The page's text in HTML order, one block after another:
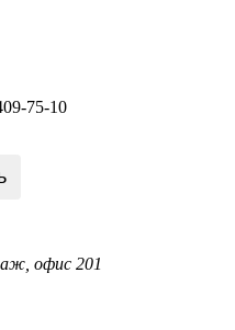
75-10
офис 201